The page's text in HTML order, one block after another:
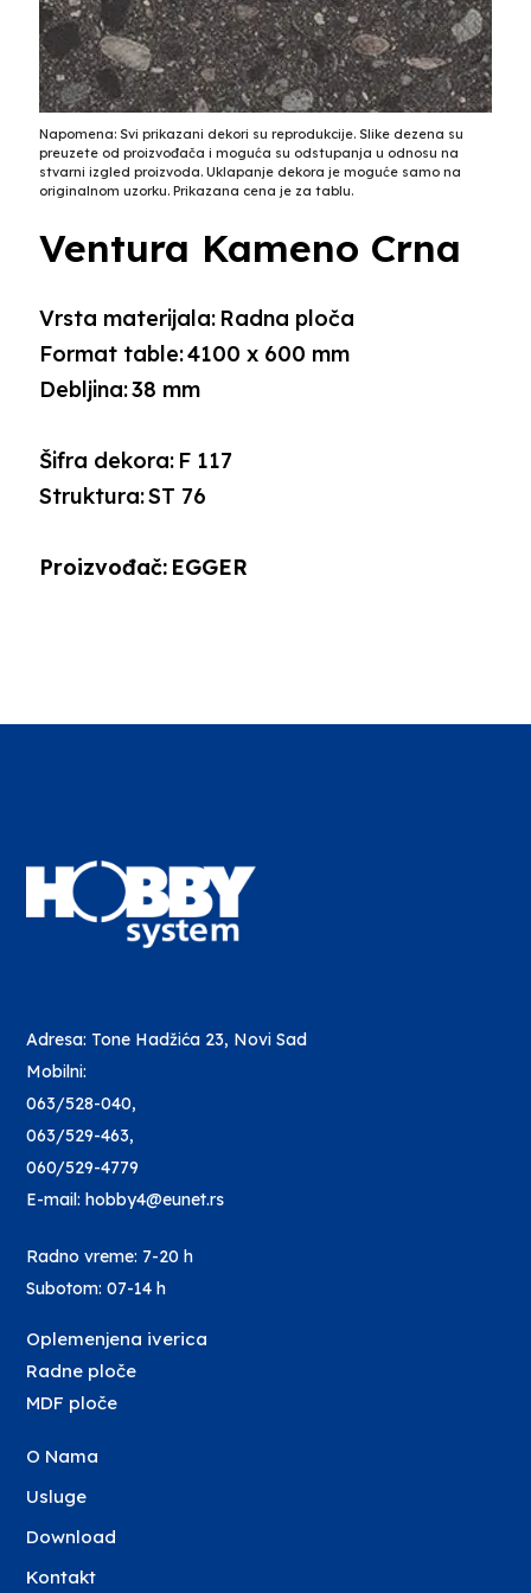
Napomena: Svi prikazani dekori su reprodukcije. Slike dezena su
preuzete od proizvođača i moguća su odstupanja u odnosu na
stvarni izgled proizvoda. Uklapanje dekora je moguće samo na
originalnom uzorku. Prikazana cena je za tablu.
Ventura Kameno Crna
Debljina:38 mm
Format table:4100 x 600 mm
Šifra dekora: F 117
Struktura:ST 76
Vrsta materijala: Radna ploča
Proizvođač: EGGER
Adresa: Tone Hadžića 23, Novi Sad
Mobilni:
063/528-040,
063/529-463,
060/529-4779
E-mail: hobby4@eunet.rs
Radno vreme: 7-20 h
Subotom: 07-14 h
Oplemenjena iverica
Radne ploče
MDF ploče
O Nama
Usluge
Download
Kontakt